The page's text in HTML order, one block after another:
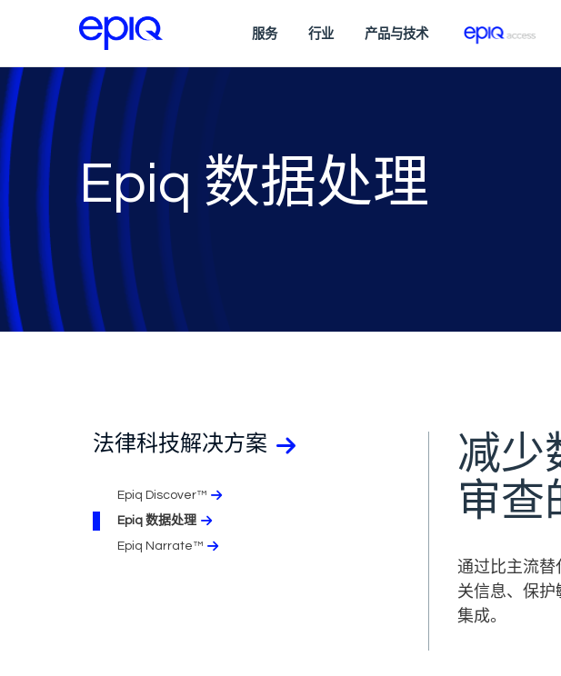
服务 行业 产品与技术
Epiq 数据处理
法律科技解决方案
Epiq Discover™
Epiq 数据处理
Epiq Narrate™
减少
审查
通过比主流替
关信息、保
集成。